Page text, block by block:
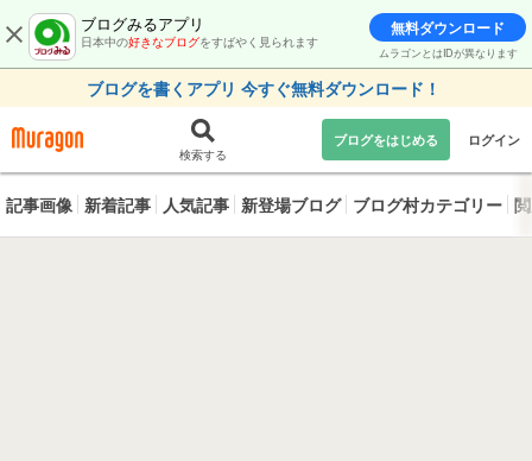
ブログみるアプリ
日本中の好きなブログをすばやく見られます
無料ダウンロード
ムラゴンとはIDが異なります
ブログを書くアプリ 今すぐ無料ダウンロード！
検索する
ブログをはじめる ログイン
記事画像 新着記事 人気記事 新登場ブログ ブログ村カテゴリー